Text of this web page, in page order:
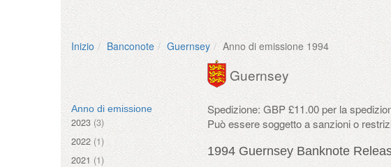
Inizio Banconote Guernsey Anno di emissione 1994
Anno di emissione
2023 (3)
2022 (1)
2021 (1)
Guernsey
Spedizione: GBP £11.00 per la
Può essere soggetto a sanzioni o
1994 Guernsey Banknote